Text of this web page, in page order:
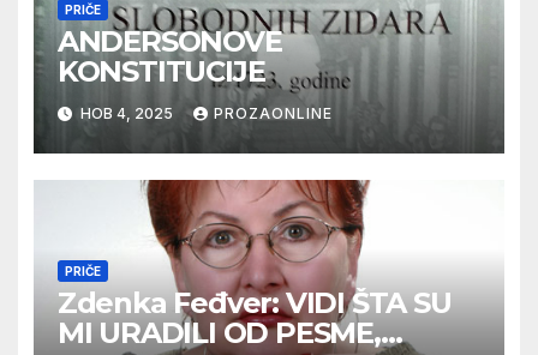
PRIČE
ANDERSONOVE
KONSTITUCIJE
НОВ 4, 2025 PROZAONLINE
PRIČE
Zdenka Feđver: VIDI ŠTA SU
MI URADILI OD PESME,